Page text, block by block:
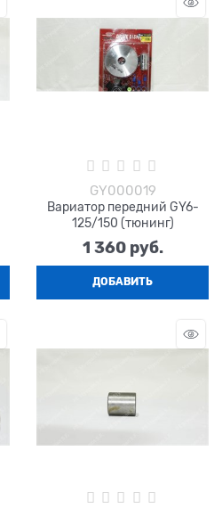
GY000019
Вариатор передний GY6-
125/150 (тюнинг)
1 360 руб.
ДОБАВИТЬ